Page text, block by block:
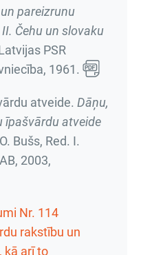
pareizrunu
Čehu un slovaku
PSR
1961.
atveide. Dāņu,
īpašvārdu atveide
Bušs, Red. I.
2003,
Nr. 114
rakstību un
kā arī to